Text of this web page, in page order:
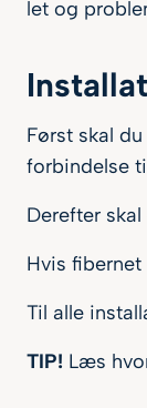
let og
Først skal
forbindelse
Derefter
Hvis
Til alle
TIP! Læs